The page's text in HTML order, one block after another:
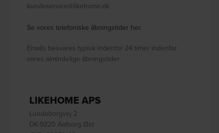
kundeservice@likehome.dk
Se vores telefoniske åbningstider her.
Emails besvares typisk indenfor 24 timer indenfor
vores almindelige åbningstider.
LIKEHOME APS
Lundeborgvej 2
DK-9220 Aalborg Øst